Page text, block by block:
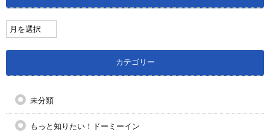
カテゴリー
未分類
もっと知りたい！ドーミーイン